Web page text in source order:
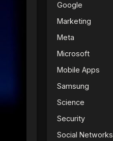
Google
Marketing
Meta
Microsoft
Mobile Apps
Samsung
Science
Security
Social Networks